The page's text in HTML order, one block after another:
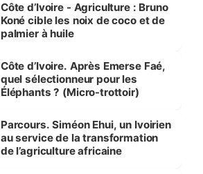
Côte d’Ivoire - Agriculture : Bruno
Koné cible les noix de coco et de
palmier à huile
Côte d’Ivoire. Après Emerse Faé,
quel sélectionneur pour les
Éléphants ? (Micro-trottoir)
Parcours. Siméon Ehui, un Ivoirien
au service de la transformation
de l’agriculture africaine